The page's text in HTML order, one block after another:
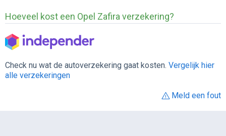
Hoeveel kost een Opel Zafira verzekering?
Check nu wat de autoverzekering gaat kosten. Vergelijk hier
alle verzekeringen
Meld een fout